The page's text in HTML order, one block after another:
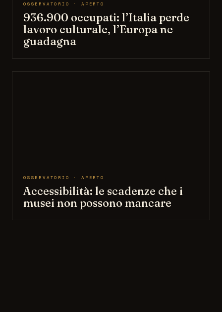
OSSERVATORIO · APERTO
936.900 occupati: l’Italia perde
lavoro culturale, l’Europa ne
guadagna
OSSERVATORIO · APERTO
Accessibilità: le scadenze che i
musei non possono mancare